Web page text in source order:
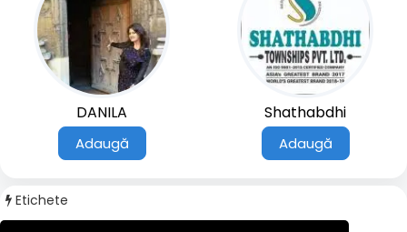
DANILA
Adaugă
Shathabdhi
Adaugă
Etichete